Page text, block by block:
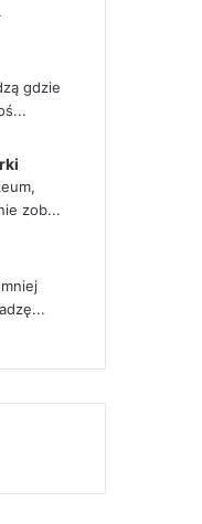
gdzie
zob...